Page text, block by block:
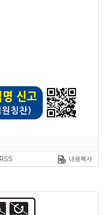
RSS 내용복사